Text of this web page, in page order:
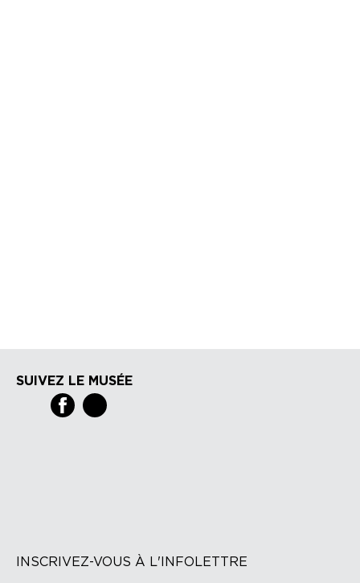
SUIVEZ LE MUSÉE
INSCRIVEZ-VOUS À L'INFOLETTRE